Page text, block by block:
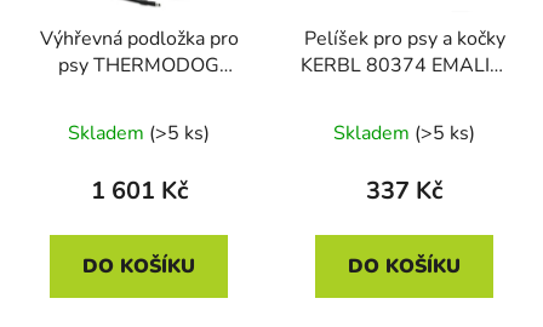
Výhřevná podložka pro
psy THERMODOG
koberec 40x60cm
Skladem (>5 ks)
1 601 Kč
DO KOŠÍKU
Pelíšek pro psy a kočky
KERBL 80374 EMALIA,
Skladem (>5 ks)
337 Kč
DO KOŠÍKU